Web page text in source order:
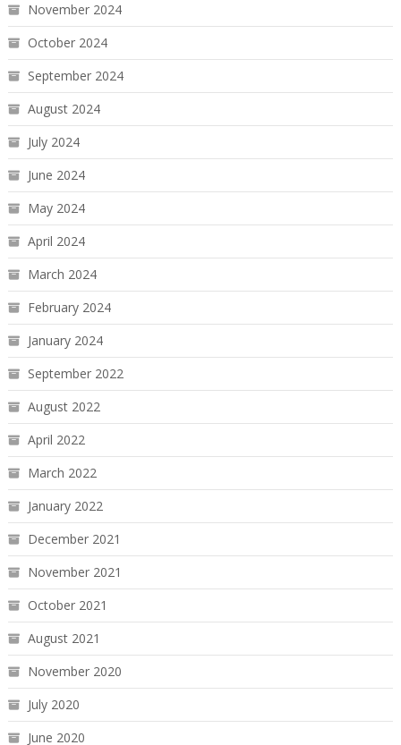
November 2024
October 2024
September 2024
August 2024
July 2024
June 2024
May 2024
April 2024
March 2024
February 2024
January 2024
September 2022
August 2022
April 2022
March 2022
January 2022
December 2021
November 2021
October 2021
August 2021
November 2020
July 2020
June 2020